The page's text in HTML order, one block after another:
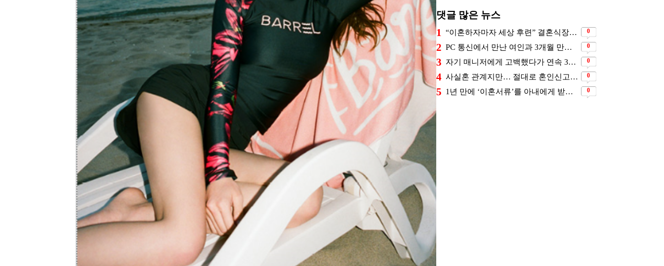
입사 3주차 신입의 엄마가
회사에 전화해 “우리 애한
테 어려운 일 주지마”
20살부터 결혼 전제로 사
귀었는데 36살에 이별 통
보받은 여성
추천 뉴스